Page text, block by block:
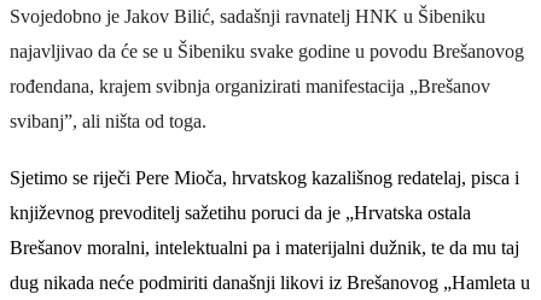
Svojedobno je Jakov Bilić, sadašnji ravnatelj HNK u Šibeniku
najavljivao da će se u Šibeniku svake godine u povodu Brešanovog
rođendana, krajem svibnja organizirati manifestacija „Brešanov
svibanj”, ali ništa od toga.
Sjetimo se riječi Pere Mioča, hrvatskog kazališnog redatelaj, pisca i
književnog prevoditelj sažetihu poruci da je „Hrvatska ostala
Brešanov moralni, intelektualni pa i materijalni dužnik, te da mu taj
dug nikada neće podmiriti današnji likovi iz Brešanovog „Hamleta u